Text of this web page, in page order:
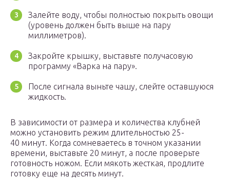
Залейте воду, чтобы полностью покрыть овощи
(уровень должен быть выше на пару
миллиметров).
Закройте крышку, выставьте получасовую
программу «Варка на пару».
После сигнала выньте чашу, слейте оставшуюся
жидкость.
В зависимости от размера и количества клубней
можно установить режим длительностью 25-
40 минут. Когда сомневаетесь в точном указании
времени, выставьте 20 минут, а после проверьте
готовность ножом. Если мякоть жесткая, продлите
готовку еще на десять минут.